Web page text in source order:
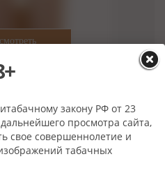
закону РФ от 23
просмотра сайта,
свое совершеннолетие и
табачных